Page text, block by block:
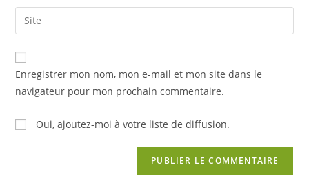
comment
email
address
comment
Saisir
l’URL
de
votre
(facultatif)
Enregistrer mon nom, mon e-mail et mon site dans le
navigateur pour mon prochain commentaire.
Oui, ajoutez-moi à votre liste de diffusion.